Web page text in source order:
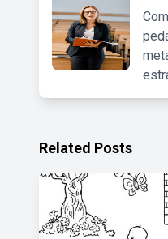
Related Posts